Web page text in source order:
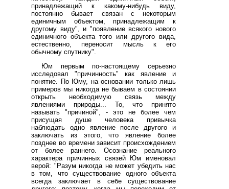
принадлежащий к какому-нибудь виду,
постоянно бывает связан с некоторым
единичным объектом, принадлежащим к
другому виду", и "появление всякого нового
единичного объекта того или другого вида,
естественно, переносит мысль к его
обычному спутнику".
Юм первым по-настоящему серьезно
исследовал "причинность" как явление и
понятие. По Юму, на основании только лишь
примеров мы никогда не бываем в состоянии
открыть необходимую связь между
явлениями природы... То, что принято
называть "причиной", - это не более чем
присущая душе человека привычка
наблюдать одно явление после другого и
заключать из этого, что явление более
позднее во времени зависит происхождением
от более раннего. Осознание реального
характера причинных связей Юм именовал
верой: "Разум никогда не может убедить нас
в том, что существование одного объекта
всегда заключает в себе существование